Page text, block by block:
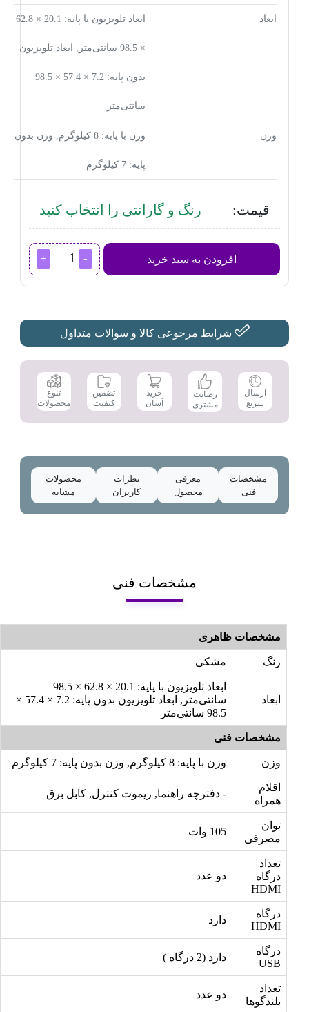
ابعاد ابعاد تلویزیون با پایه: 20.1 × 62.8
× 98.5 سانتی‌متر, ابعاد تلویزیون
بدون پایه: 7.2 × 57.4 × 98.5
سانتی‌متر
وزن وزن با پایه: 8 کیلوگرم, وزن بدون
پایه: 7 کیلوگرم
قیمت: رنگ و گارانتی را انتخاب کنید
افزودن به سبد خرید
تلویزیون
LED
مدل
T5500
سایز
اینچ
عدد
شرایط مرجوعی کالا و سوالات متداول
ارسال
سریع
رضایت
مشتری
خرید
آسان
تضمین
کیفیت
تنوع
محصولات
مشخصات
فنی
معرفی
محصول
نظرات
کاربران
محصولات
مشابه
مشخصات فنی
مشخصات ظاهری
رنگ مشکی
ابعاد
ابعاد تلویزیون با پایه: 20.1 × 62.8 × 98.5
سانتی‌متر, ابعاد تلویزیون بدون پایه: 7.2 × 57.4 ×
98.5 سانتی‌متر
مشخصات فنی
وزن وزن با پایه: 8 کیلوگرم, وزن بدون پایه: 7 کیلوگرم
اقلام
همراه
- دفترچه راهنما, ریموت کنترل, کابل برق
توان
مصرفی
105 وات
تعداد
درگاه
HDMI
دو عدد
درگاه
HDMI
دارد
درگاه
USB
دارد (2 درگاه )
تعداد
بلندگوها
دو عدد